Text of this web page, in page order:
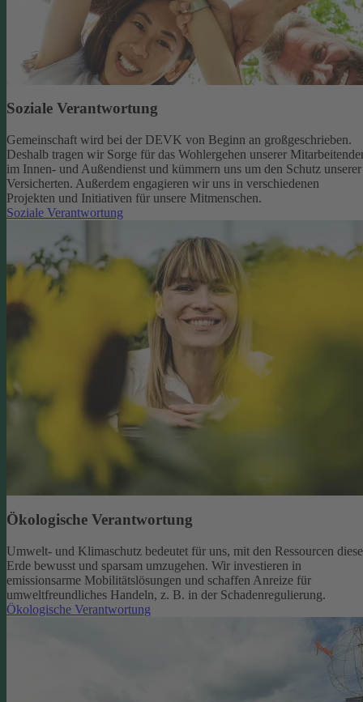
Soziale Verantwortung
Gemeinschaft wird bei der DEVK von Beginn an großgeschrieben.
Deshalb tragen wir Sorge für das Wohlergehen unserer
im Innen- und Außendienst und kümmern uns um den Schutz unserer
Versicherten. Außerdem engagieren wir uns in verschiedenen
Projekten und Initiativen für unsere Mitmenschen.
Soziale Verantwortung
Ökologische Verantwortung
Umwelt- und Klimaschutz bedeutet für uns, mit den Ressourcen
Erde bewusst und sparsam umzugehen. Wir investieren in
emissionsarme Mobilitätslösungen und schaffen Anreize für
umweltfreundliches Handeln, z. B. in der Schadenregulierung.
Ökologische Verantwortung